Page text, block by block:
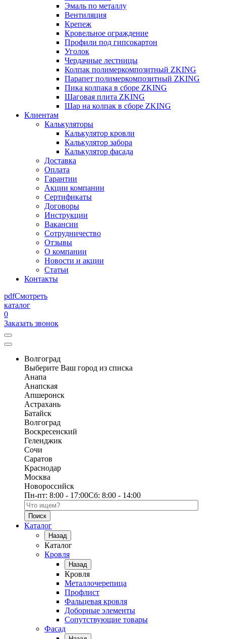
Эмаль по металлу
Вентиляция
Крепеж
Кровельное ограждение
Профили под гипсокартон
Уголок
Чердачные лестницы
Колпак полимеркомпозитный ZKING
Парапет полимеркомпозитный ZKING
Пика колпака в сборе ZKING
Шаговая плита ZKING
Шар на колпак в сборе ZKING
Клиентам
Калькуляторы
Калькулятор кровли
Калькулятор забора
Калькулятор фасада
Доставка
Оплата
Гарантии
Акции компании
Сертификаты
Договоры
Инструкции
Вакансии
Сотрудничество
Отзывы
О компании
Новости и акции
Статьи
Контакты
pdfСмотреть
каталог
0
Заказать звонок
Волгоград
Выберите Ваш город из списка
Анапа
Анапская
Апшеронск
Астрахань
Батайск
Волгоград
Воскресенский
Геленджик
Сочи
Саратов
Краснодар
Москва
Новороссийск
Пн-пт: 8:00 - 17:00Сб: 8:00 - 14:00
Поиск по каталогу
Каталог
Назад
Каталог
Кровля
Назад
Кровля
Металлочерепица
Профлист
Фальцевая кровля
Доборные элементы
Сопутствующие товары
Фасад